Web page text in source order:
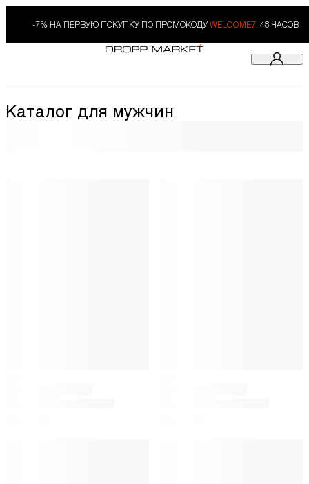
-7% НА ПЕРВУЮ ПОКУПКУ ПО ПРОМОКОДУ WELCOME7. 48 ЧАСОВ
Каталог для мужчин